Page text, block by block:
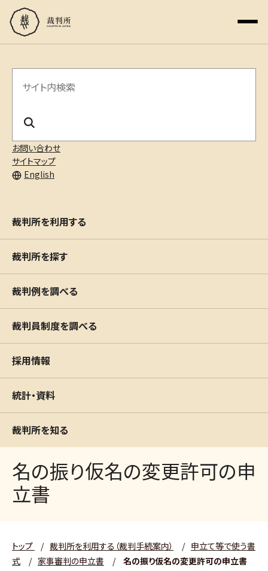
お問い合わせ
サイトマップ
English
サ
内
検
裁判所を利用する
裁判所を探す
裁判例を調べる
裁判員制度を調べる
採用情報
統計・資料
裁判所を知る
名の振り仮名の変更許可の申
立書
トップ / 裁判所を利用する（裁判手続案内） / 申立て等で使う書
式
/ 家事審判の申立書 / 名の振り仮名の変更許可の申立書